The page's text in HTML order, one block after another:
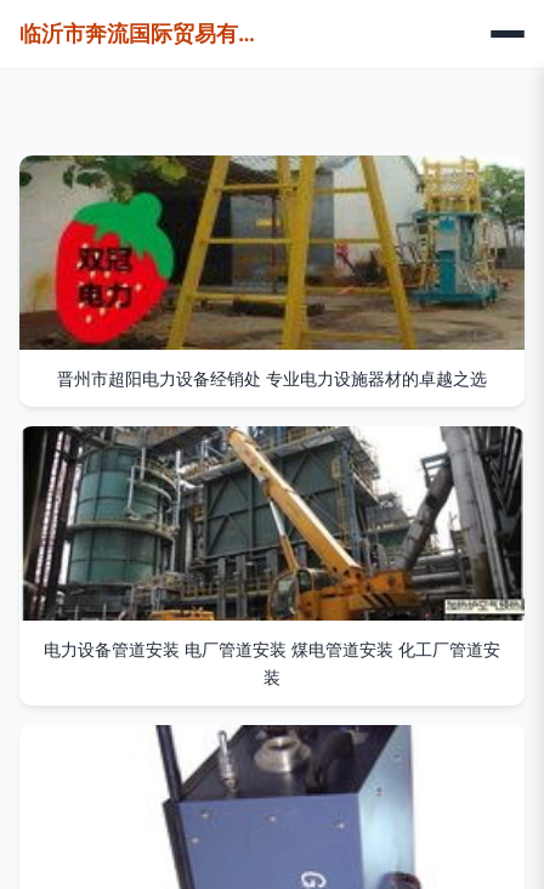
临沂市奔流国际贸易有限公司
晋州市超阳电力设备经销处 专业电力设施器材的卓越之选
电力设备管道安装 电厂管道安装 煤电管道安装 化工厂管道安
装